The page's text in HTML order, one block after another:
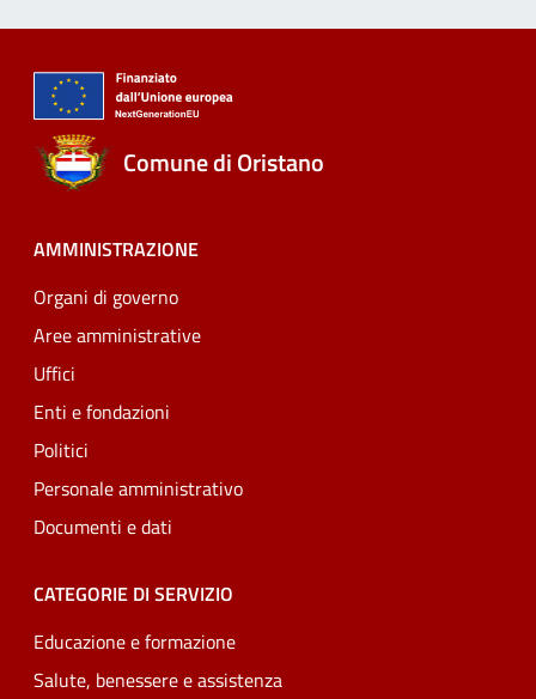
Comune di Oristano
AMMINISTRAZIONE
Organi di governo
Aree amministrative
Uffici
Enti e fondazioni
Politici
Personale amministrativo
Documenti e dati
CATEGORIE DI SERVIZIO
Educazione e formazione
Salute, benessere e assistenza